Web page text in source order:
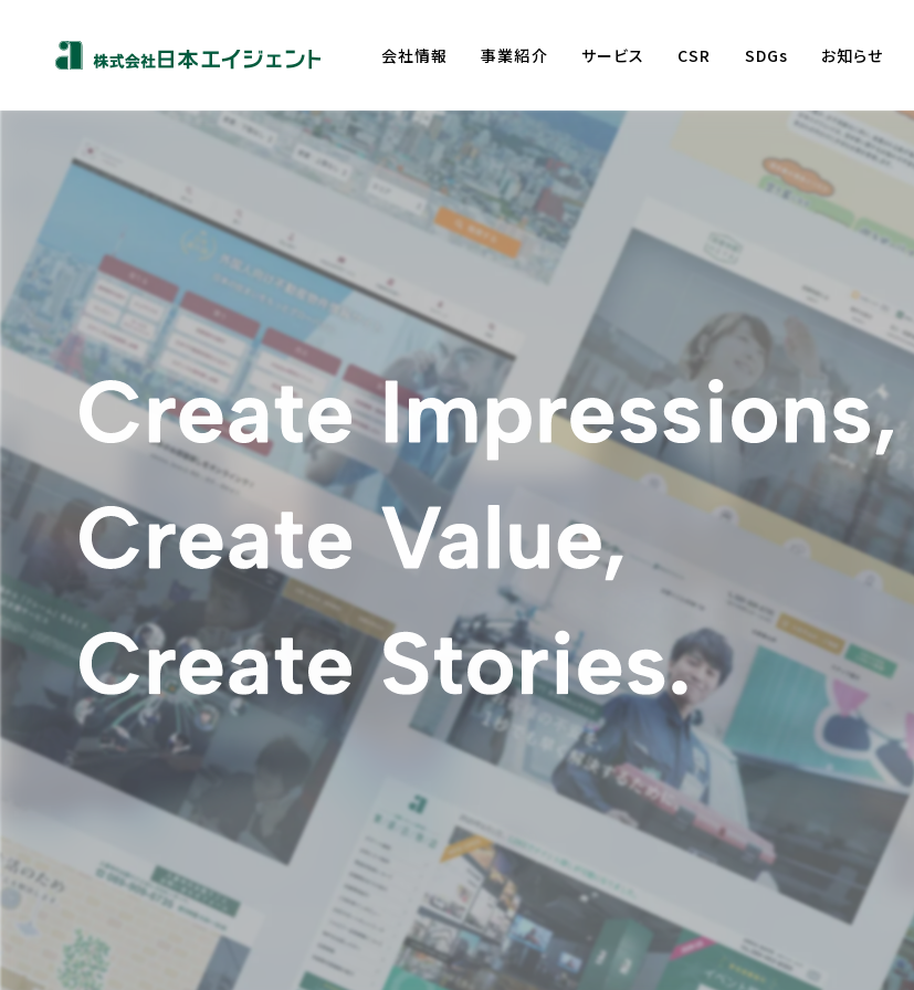
会社情報
トップメッセージ
沿革 店舗情報
事業紹介
国際事業（wagaya Japan） レスQ事業
フランチャイズ事業 資産運用事業
サービス CSR SDGs お知らせ
About us
トップメッセージ
企業理念
会社概要
沿革
店舗情報
CSR
SDGs
採用情報
お知らせ
Business
賃貸仲介事業
賃貸管理事業
不動産売買事業
（wagaya Japan）
レスQ事業
スタッフレス事業
フランチャイズ事業
お部屋探しのお客様へ